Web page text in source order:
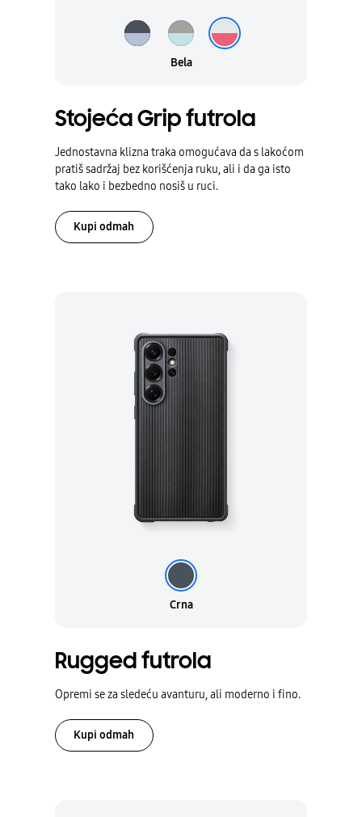
Stojeća Grip futrola
Jednostavna klizna traka omogućava da s lakoćom
pratiš sadržaj bez korišćenja ruku, ali i da ga isto
tako lako i bezbedno nosiš u ruci.
Kupi odmah
Bela
Rugged futrola
Opremi se za sledeću avanturu, ali moderno i fino.
Kupi odmah
Crna